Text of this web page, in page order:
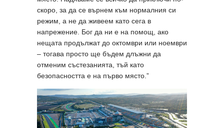
скоро, за да се върнем към нормалния си
режим, а не да живеем като сега в
напрежение. Бог да ни е на помощ, ако
нещата продължат до октомври или ноември
– тогава просто ще бъдем длъжни да
отменим състезанията, тъй като
безопасността е на първо място.”